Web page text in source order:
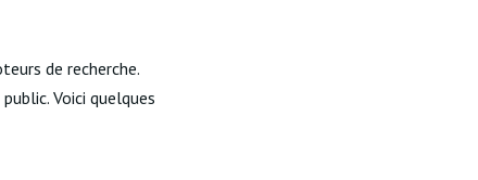
de recherche.
Voici quelques